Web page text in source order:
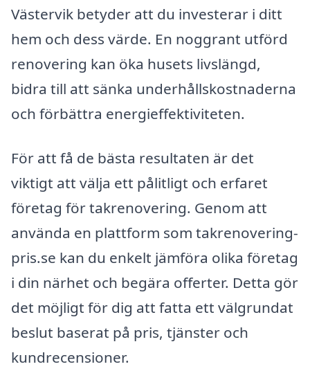
Västervik betyder att du investerar i ditt
hem och dess värde. En noggrant utförd
renovering kan öka husets livslängd,
bidra till att sänka underhållskostnaderna
och förbättra energieffektiviteten.
För att få de bästa resultaten är det
viktigt att välja ett pålitligt och erfaret
företag för takrenovering. Genom att
använda en plattform som takrenovering-
pris.se kan du enkelt jämföra olika företag
i din närhet och begära offerter. Detta gör
det möjligt för dig att fatta ett välgrundat
beslut baserat på pris, tjänster och
kundrecensioner.